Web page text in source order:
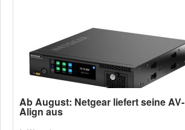
Ab August: Netgear liefert seine
Align aus